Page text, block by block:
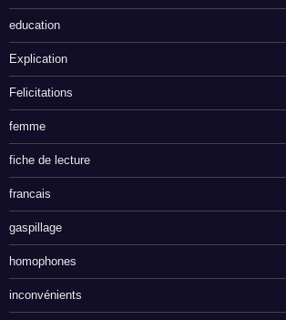
education
Explication
Felicitations
femme
fiche de lecture
francais
gaspillage
homophones
inconvénients